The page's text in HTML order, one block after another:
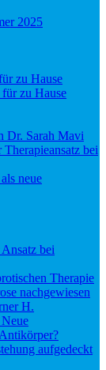
2025
zu Hause
zu Hause
Dr. Sarah Mavi
bei
neue
bei
Therapie
nachgewiesen
H.
aufgedeckt